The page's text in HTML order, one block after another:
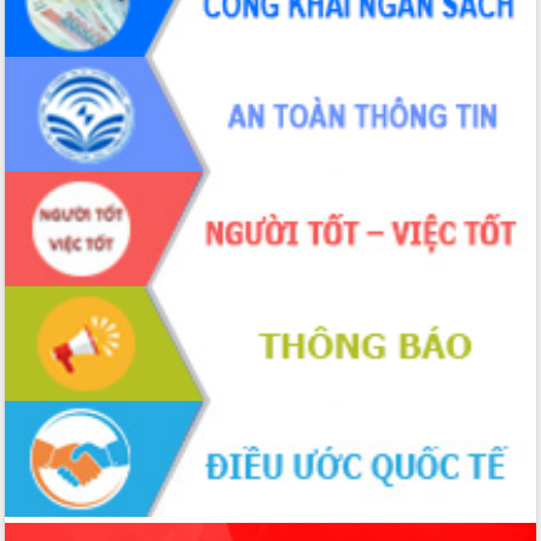
món ăn từ sầu riêng
Đắk Lắk công bố Quy hoạch và xúc
tiến đầu tư tỉnh
Ngành cá ngừ Đắk Lắk chủ động thích
ứng để giữ vững thị trường xuất khẩu
Diễn đàn Kinh tế tư nhân Việt Nam đột
phá cơ chế - Hợp tác công tư
Đề án 06 tạo bước ngoặt đột phá trong
cải cách hành chính tỉnh Đắk Lắk
Kết nối tour, đẩy mạnh chuyển đổi số
để phát triển du lịch Đắk Lắk
Khởi động Dự án Đầu tư xây dựng hạ
tầng kỹ thuật Cụm công nghiệp Tân
Tiến
Gặp mặt các cơ quan báo chí nhân Kỷ
niệm 101 năm Ngày Báo chí Cách
mạng Việt Nam
Đắk Lắk sơ kết 4 năm triển khai thực
hiện Đề án 06 của Chính phủ
Họp báo thông tin về Hội nghị Công bố